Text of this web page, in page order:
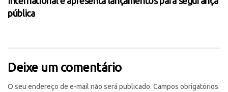
pública
Deixe um comentário
O seu endereço de e-mail não será publicado. Campos obrigatórios